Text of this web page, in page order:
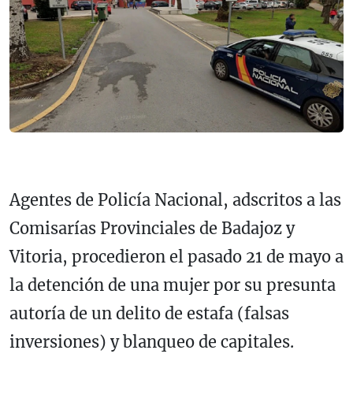
Agentes de Policía Nacional, adscritos a las
Comisarías Provinciales de Badajoz y
Vitoria, procedieron el pasado 21 de mayo a
la detención de una mujer por su presunta
autoría de un delito de estafa (falsas
inversiones) y blanqueo de capitales.